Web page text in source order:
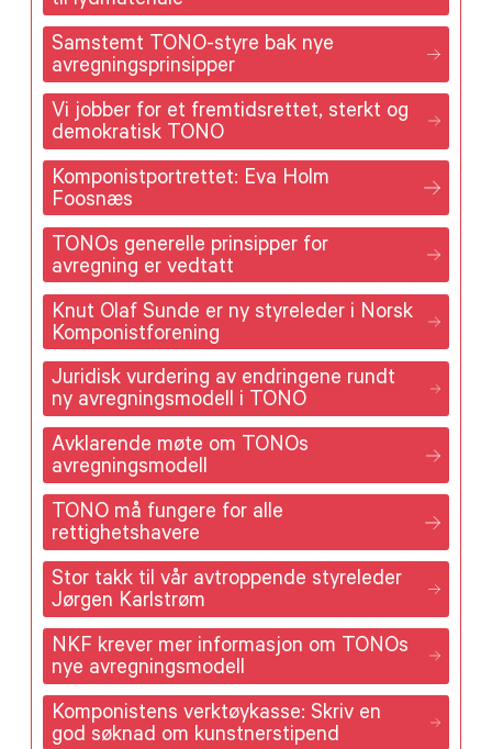
Samstemt TONO-styre bak nye
avregningsprinsipper
Vi jobber for et fremtidsrettet, sterkt og
demokratisk TONO
Komponistportrettet: Eva Holm
Foosnæs
TONOs generelle prinsipper for
avregning er vedtatt
Knut Olaf Sunde er ny styreleder i Norsk
Komponistforening
Juridisk vurdering av endringene rundt
ny avregningsmodell i TONO
Avklarende møte om TONOs
avregningsmodell
TONO må fungere for alle
rettighetshavere
Stor takk til vår avtroppende styreleder
Jørgen Karlstrøm
NKF krever mer informasjon om TONOs
nye avregningsmodell
Komponistens verktøykasse: Skriv en
god søknad om kunstnerstipend